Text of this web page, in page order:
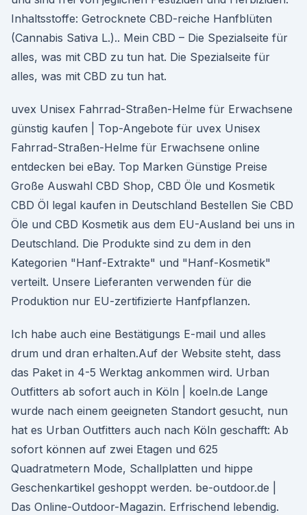
Inhaltsstoffe: Getrocknete CBD-reiche Hanfblüten
(Cannabis Sativa L.).. Mein CBD – Die Spezialseite für
alles, was mit CBD zu tun hat. Die Spezialseite für
alles, was mit CBD zu tun hat.
uvex Unisex Fahrrad-Straßen-Helme für Erwachsene
günstig kaufen | Top-Angebote für uvex Unisex
Fahrrad-Straßen-Helme für Erwachsene online
entdecken bei eBay. Top Marken Günstige Preise
Große Auswahl CBD Shop, CBD Öle und Kosmetik
CBD Öl legal kaufen in Deutschland Bestellen Sie CBD
Öle und CBD Kosmetik aus dem EU-Ausland bei uns in
Deutschland. Die Produkte sind zu dem in den
Kategorien "Hanf-Extrakte" und "Hanf-Kosmetik"
verteilt. Unsere Lieferanten verwenden für die
Produktion nur EU-zertifizierte Hanfpflanzen.
Ich habe auch eine Bestätigungs E-mail und alles
drum und dran erhalten.Auf der Website steht, dass
das Paket in 4-5 Werktag ankommen wird. Urban
Outfitters ab sofort auch in Köln | koeln.de Lange
wurde nach einem geeigneten Standort gesucht, nun
hat es Urban Outfitters auch nach Köln geschafft: Ab
sofort können auf zwei Etagen und 625
Quadratmetern Mode, Schallplatten und hippe
Geschenkartikel geshoppt werden. be-outdoor.de |
Das Online-Outdoor-Magazin. Erfrischend lebendig.